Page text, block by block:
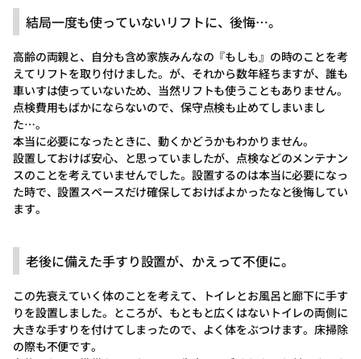
結局一度も使っていないリフトに、後悔…。
高齢の両親と、自分も含め家族みんなの『もしも』の時のことを考
えてリフトを取り付けました。が、それから数年経ちますが、誰も
車いすは使っていないため、当然リフトも使うこともありません。
点検費用もばかにならないので、保守点検も止めてしまいまし
た…。
本当に必要になったときに、動くかどうかもわかりません。
設置しておけば安心、と思っていましたが、点検などのメンテナン
スのことを考えていませんでした。設置するのは本当に必要になっ
た時で、設置スペースだけ確保しておけばよかったなと後悔してい
ます。
老後に備えた手すり設置が、かえって不便に。
この先衰えていく体のことを考えて、トイレとお風呂と廊下に手す
りを設置しました。ところが、もともと広くはないトイレの両側に
大きな手すりを付けてしまったので、よく体をぶつけます。床掃除
の際も不便です。